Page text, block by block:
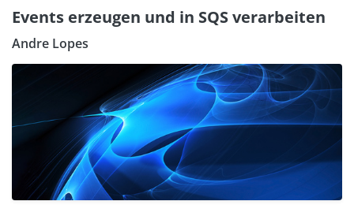
Events erzeugen und in SQS verarbeiten
Andre Lopes